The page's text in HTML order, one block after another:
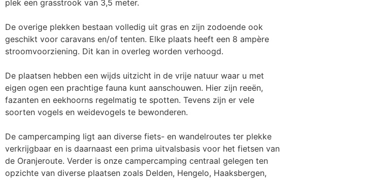
plek een grasstrook van 3,5 meter.
De overige plekken bestaan volledig uit gras en zijn zodoende ook
geschikt voor caravans en/of tenten. Elke plaats heeft een 8 ampère
stroomvoorziening. Dit kan in overleg worden verhoogd.
De plaatsen hebben een wijds uitzicht in de vrije natuur waar u met
eigen ogen een prachtige fauna kunt aanschouwen. Hier zijn reeën,
fazanten en eekhoorns regelmatig te spotten. Tevens zijn er vele
soorten vogels en weidevogels te bewonderen.
De campercamping ligt aan diverse fiets- en wandelroutes ter plekke
verkrijgbaar en is daarnaast een prima uitvalsbasis voor het fietsen van
de Oranjeroute. Verder is onze campercamping centraal gelegen ten
opzichte van diverse plaatsen zoals Delden, Hengelo, Haaksbergen,